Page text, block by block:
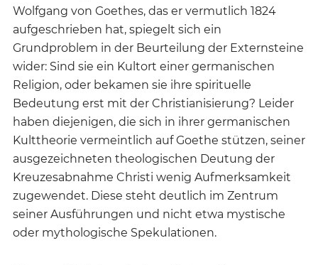
Wolfgang von Goethes, das er vermutlich 1824
aufgeschrieben hat, spiegelt sich ein
Grundproblem in der Beurteilung der Externsteine
wider: Sind sie ein Kultort einer germanischen
Religion, oder bekamen sie ihre spirituelle
Bedeutung erst mit der Christianisierung? Leider
haben diejenigen, die sich in ihrer germanischen
Kulttheorie vermeintlich auf Goethe stützen, seiner
ausgezeichneten theologischen Deutung der
Kreuzesabnahme Christi wenig Aufmerksamkeit
zugewendet. Diese steht deutlich im Zentrum
seiner Ausführungen und nicht etwa mystische
oder mythologische Spekulationen.